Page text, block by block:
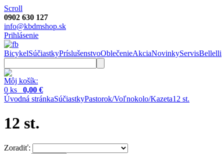
Scroll
0902 630 127
info@kbdmshop.sk
Prihlásenie
BicykelSúčiastkyPríslušenstvoOblečenieAkciaNovinkyServisBellelli
Môj košík:
0 ks 0,00 €
Úvodná stránkaSúčiastkyPastorok/Voľnokolo/Kazeta12 st.
12 st.
Zoradiť: